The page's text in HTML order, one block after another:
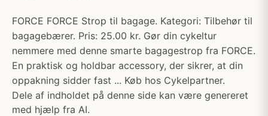
FORCE FORCE Strop til bagage. Kategori: Tilbehør til
bagagebærer. Pris: 25.00 kr. Gør din cykeltur
nemmere med denne smarte bagagestrop fra FORCE.
En praktisk og holdbar accessory, der sikrer, at din
oppakning sidder fast ... Køb hos Cykelpartner.
Dele af indholdet på denne side kan være genereret
med hjælp fra AI.